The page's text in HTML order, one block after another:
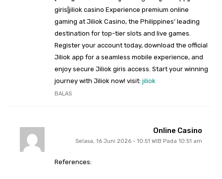
giris|jiliok casino Experience premium online
gaming at Jiliok Casino, the Philippines’ leading
destination for top-tier slots and live games.
Register your account today, download the official
Jiliok app for a seamless mobile experience, and
enjoy secure Jiliok giris access. Start your winning
journey with Jiliok now! visit: jiliok
BALAS
Online Casino
Selasa, 16 Juni 2026 - 10:51 WIB Pada 10:51 am
References: